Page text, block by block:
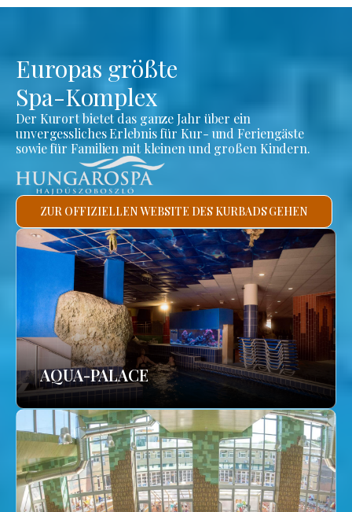
Europas größte
Spa-Komplex
Der Kurort bietet das ganze Jahr über ein
unvergessliches Erlebnis für Kur- und Feriengäste
sowie für Familien mit kleinen und großen Kindern.
ZUR OFFIZIELLEN WEBSITE DES KURBADS GEHEN
AQUA-PALACE